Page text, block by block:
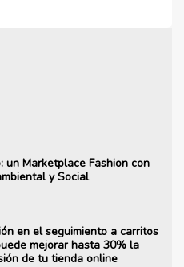
físicas, por ejemplo, si tu
un Marketplace Fashion con
y Social
en el seguimiento a carritos
mejorar hasta 30% la
de tu tienda online